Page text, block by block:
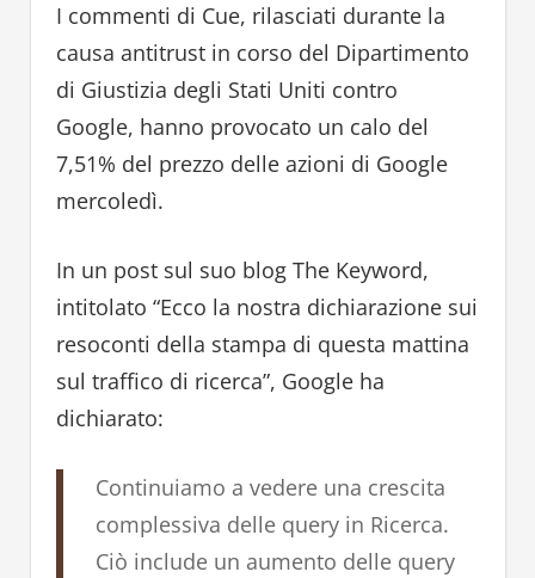
I commenti di Cue, rilasciati durante la
causa antitrust in corso del Dipartimento
di Giustizia degli Stati Uniti contro
Google, hanno provocato un calo del
7,51% del prezzo delle azioni di Google
mercoledì.
In un post sul suo blog The Keyword,
intitolato “Ecco la nostra dichiarazione sui
resoconti della stampa di questa mattina
sul traffico di ricerca”, Google ha
dichiarato:
Continuiamo a vedere una crescita
complessiva delle query in Ricerca.
Ciò include un aumento delle query